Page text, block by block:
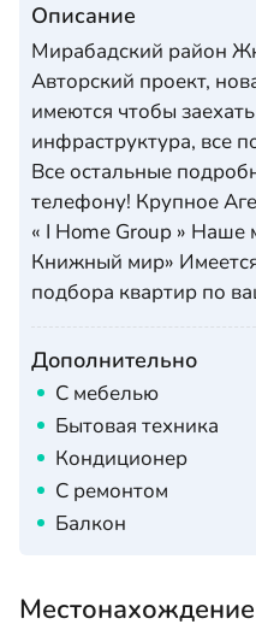
Описание
Мирабадский район
Авторский проект,
имеются чтобы
инфраструктура, все
Все остальные
телефону! Крупное
« I Home Group »
Книжный мир»
подбора квартир по
Дополнительно
С мебелью
Бытовая техника
Кондиционер
С ремонтом
Балкон
Местонахождение